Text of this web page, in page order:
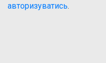
авторизуватись.